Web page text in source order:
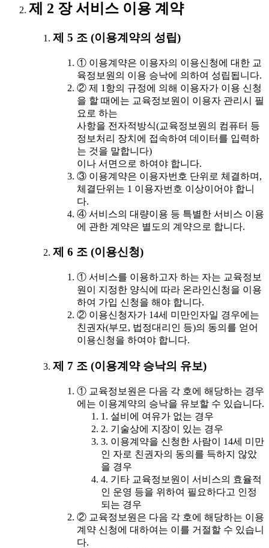
제 2 장 서비스 이용 계약
제 5 조 (이용계약의 성립)
① 이용계약은 이용자의 이용신청에 대한 교
육정보원의 이용 승낙에 의하여 성립됩니다.
② 제 1항의 규정에 의해 이용자가 이용 신청
을 할 때에는 교육정보원이 이용자 관리시 필
요로 하는
사항을 전자적방식(교육정보원의 컴퓨터 등
정보처리 장치에 접속하여 데이터를 입력하
는 것을 말합니다)
이나 서면으로 하여야 합니다.
③ 이용계약은 이용자번호 단위로 체결하며,
체결단위는 1 이용자번호 이상이어야 합니
다.
④ 서비스의 대량이용 등 특별한 서비스 이용
에 관한 계약은 별도의 계약으로 합니다.
제 6 조 (이용신청)
① 서비스를 이용하고자 하는 자는 교육정보
원이 지정한 양식에 따라 온라인신청을 이용
하여 가입 신청을 해야 합니다.
② 이용신청자가 14세 미만인자일 경우에는
친권자(부모, 법정대리인 등)의 동의를 얻어
이용신청을 하여야 합니다.
제 7 조 (이용계약 승낙의 유보)
① 교육정보원은 다음 각 호에 해당하는 경우
에는 이용계약의 승낙을 유보할 수 있습니다.
1. 설비에 여유가 없는 경우
2. 기술상에 지장이 있는 경우
3. 이용계약을 신청한 사람이 14세 미만
인 자로 친권자의 동의를 득하지 않았
을 경우
4. 기타 교육정보원이 서비스의 효율적
인 운영 등을 위하여 필요하다고 인정
되는 경우
② 교육정보원은 다음 각 호에 해당하는 이용
계약 신청에 대하여는 이를 거절할 수 있습니
다.